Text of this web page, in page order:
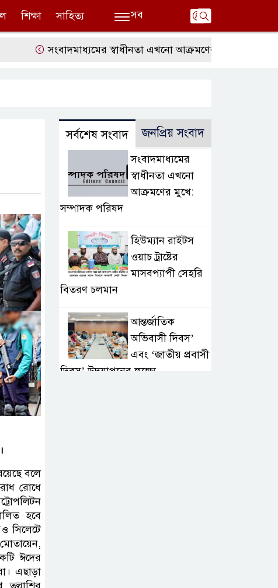
শিক্ষা সাহিত্য সব
সংবাদমাধ্যমের স্বাধীনতা এখনো আক্রমণের মুখে: সম্পাদক পরিষদ
বলে
রোধে
হবে
সিলেটে
ঈদের
এছাড়া
সর্বশেষ সংবাদ জনপ্রিয় সংবাদ
সংবাদমাধ্যমের
স্বাধীনতা এখনো
আক্রমণের মুখে:
সম্পাদক পরিষদ
হিউম্যান রাইটস
ওয়াচ ট্রাষ্টের
মাসবপ্যাপী সেহরি
বিতরণ চলমান
আন্তর্জাতিক
অভিবাসী দিবস’
এবং ‘জাতীয় প্রবাসী
দিবস’ উদযাপনের লক্ষ্যে